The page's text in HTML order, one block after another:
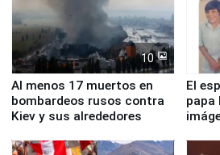
10
Al menos 17 muertos en
bombardeos rusos contra
Kiev y sus alrededores
El
papa